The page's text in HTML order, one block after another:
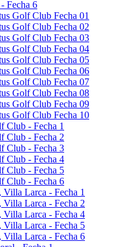
Fecha 6
Golf Club Fecha 01
Golf Club Fecha 02
Golf Club Fecha 03
Golf Club Fecha 04
Golf Club Fecha 05
Golf Club Fecha 06
Golf Club Fecha 07
Golf Club Fecha 08
Golf Club Fecha 09
Golf Club Fecha 10
Club - Fecha 1
Club - Fecha 2
Club - Fecha 3
Club - Fecha 4
Club - Fecha 5
Club - Fecha 6
Larca - Fecha 1
Larca - Fecha 2
Villa Larca - Fecha 4
Villa Larca - Fecha 5
Villa Larca - Fecha 6